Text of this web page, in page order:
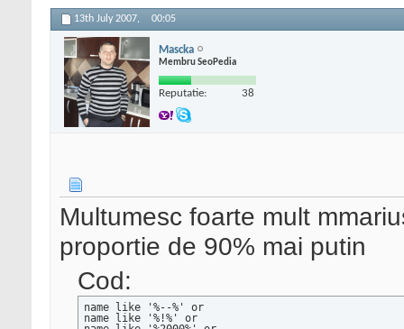
13th July 2007, 00:05
Mascka
Membru SeoPedia
Reputatie: 38
Multumesc foarte mult
proportie de 90% mai putin
Cod:
name like '%--%' or
name like '%!%' or